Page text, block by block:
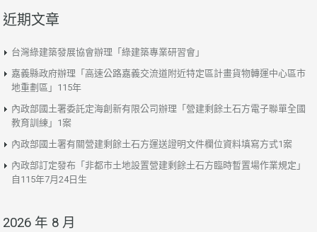
近期文章
台灣綠建築發展協會辦理「綠建築專業研習會」
嘉義縣政府辦理「高速公路嘉義交流道附近特定區計畫貨物轉運中心區市
地重劃區」115年
內政部國土署委託定海創新有限公司辦理「營建剩餘土石方電子聯單全國
教育訓練」1案
內政部國土署有關營建剩餘土石方運送證明文件欄位資料填寫方式1案
內政部訂定發布「非都市土地設置營建剩餘土石方臨時暫置場作業規定」
自115年7月24日生
2026 年 8 月